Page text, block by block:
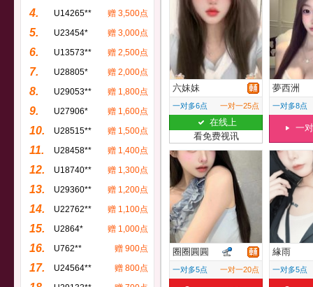
4. U14265** 赠 3,500点
5. U23454* 赠 3,000点
6. U13573** 赠 2,500点
7. U28805* 赠 2,000点
8. U29053** 赠 1,800点
9. U27906* 赠 1,600点
10. U28515** 赠 1,500点
11. U28458** 赠 1,400点
12. U18740** 赠 1,300点
13. U29360** 赠 1,200点
14. U22762** 赠 1,100点
15. U2864* 赠 1,000点
16. U762** 赠 900点
17. U24564** 赠 800点
六妹妹
一对多6点 一对一25点
在线上
看免费视讯
夢西洲
一对多8点
一
圈圈圓圓
一对多5点 一对一20点
緣雨
一对多5点